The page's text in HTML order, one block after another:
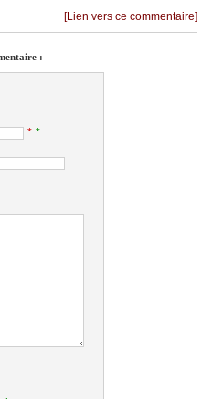
[Lien vers ce commentaire]
:
* *